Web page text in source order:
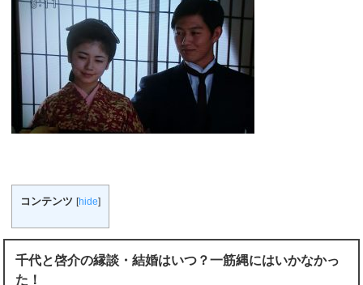
コンテンツ [hide]
千代と啓介の縁談・結婚はいつ？一筋縄にはいかなかっ
た！